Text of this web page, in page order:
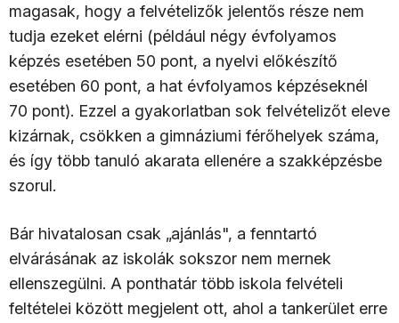
magasak, hogy a felvételizők jelentős része nem
tudja ezeket elérni (például négy évfolyamos
képzés esetében 50 pont, a nyelvi előkészítő
esetében 60 pont, a hat évfolyamos képzéseknél
70 pont). Ezzel a gyakorlatban sok felvételizőt eleve
kizárnak, csökken a gimnáziumi férőhelyek száma,
és így több tanuló akarata ellenére a szakképzésbe
szorul.
Bár hivatalosan csak „ajánlás", a fenntartó
elvárásának az iskolák sokszor nem mernek
ellenszegülni. A ponthatár több iskola felvételi
feltételei között megjelent ott, ahol a tankerület erre